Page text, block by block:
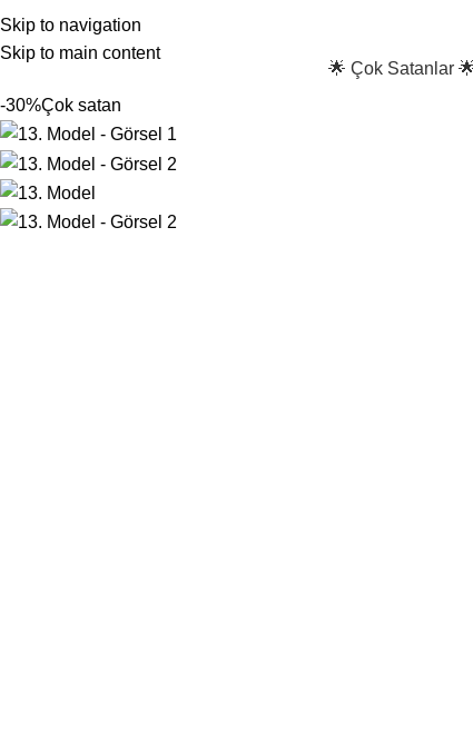
Skip to navigation
Skip to main content
🌟 Çok Satanlar
-30%Çok satan